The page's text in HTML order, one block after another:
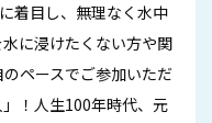
着目し、無理なく水中
に浸けたくない方や関
ペースでご参加いただ
！人生100年時代、元